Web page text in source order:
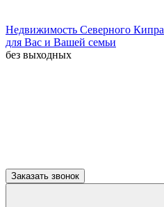
Недвижимость Северного Кипра
для Вас и Вашей семьи
без выходных
Заказать звонок